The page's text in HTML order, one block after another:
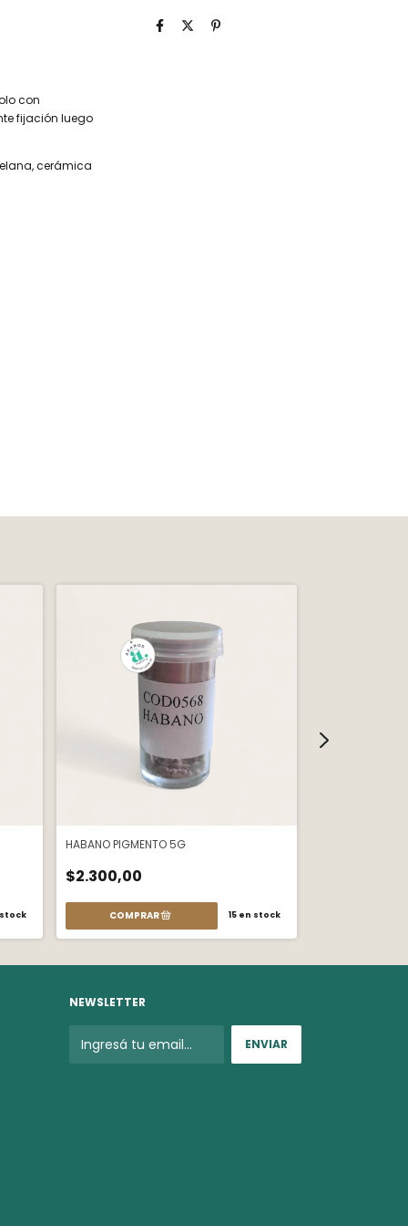
con
fijación luego
cerámica
HABANO PIGMENTO 5G
$2.300,00
15en stock
NEWSLETTER